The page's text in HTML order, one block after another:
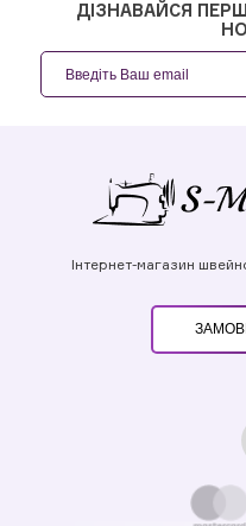
ДІЗНАВАЙСЯ
Інтернет-магазин